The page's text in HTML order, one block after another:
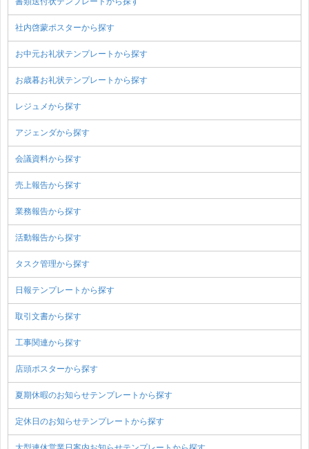
社内啓蒙ポスターから探す
お中元お礼状テンプレートから探す
お歳暮お礼状テンプレートから探す
レジュメから探す
アジェンダから探す
会議資料から探す
売上報告から探す
業務報告から探す
活動報告から探す
タスク管理から探す
日報テンプレートから探す
取引文書から探す
工事関連から探す
店頭ポスターから探す
夏期休暇のお知らせテンプレートから探す
定休日のお知らせテンプレートから探す